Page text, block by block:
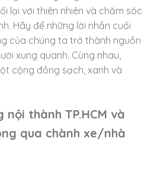
lại với thiên nhiên và chăm sóc
Hãy để những lời nhắn cuối
của chúng ta trở thành nguồn
xung quanh. Cùng nhau,
cộng đồng sạch, xanh và
thành TP.HCM và
qua chành xe/nhà